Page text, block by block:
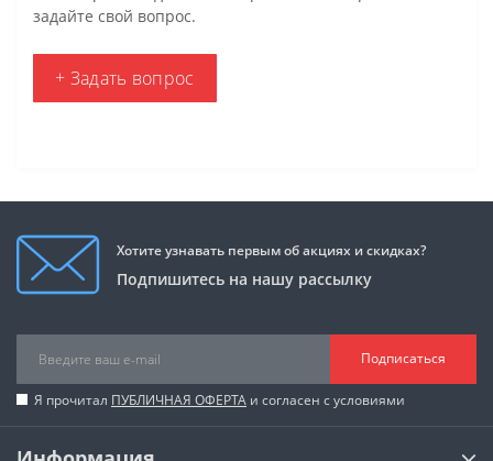
задайте свой вопрос.
+ Задать вопрос
Хотите узнавать первым об акциях и скидках?
Подпишитесь на нашу рассылку
Подписаться
Я прочитал ПУБЛИЧНАЯ ОФЕРТА и согласен с условиями